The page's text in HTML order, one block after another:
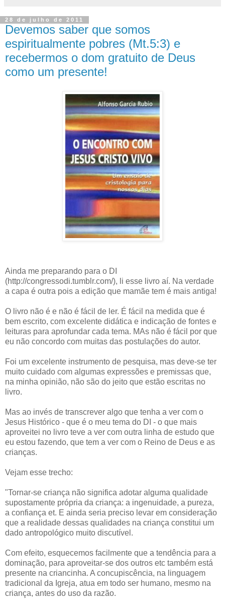
28 de julho de 2011
Devemos saber que somos
espiritualmente pobres (Mt.5:3) e
recebermos o dom gratuito de Deus
como um presente!
Ainda me preparando para o DI
(http://congressodi.tumblr.com/), li esse livro aí. Na verdade
a capa é outra pois a edição que mamãe tem é mais antiga!
O livro não é e não é fácil de ler. É fácil na medida que é
bem escrito, com excelente didática e indicação de fontes e
leituras para aprofundar cada tema. MAs não é fácil por que
eu não concordo com muitas das postulações do autor.
Foi um excelente instrumento de pesquisa, mas deve-se ter
muito cuidado com algumas expressões e premissas que,
na minha opinião, não são do jeito que estão escritas no
livro.
Mas ao invés de transcrever algo que tenha a ver com o
Jesus Histórico - que é o meu tema do DI - o que mais
aproveitei no livro teve a ver com outra linha de estudo que
eu estou fazendo, que tem a ver com o Reino de Deus e as
crianças.
Vejam esse trecho:
"Tornar-se criança não significa adotar alguma qualidade
supostamente própria da criança: a ingenuidade, a pureza,
a confiança et. E ainda seria preciso levar em consideração
que a realidade dessas qualidades na criança constitui um
dado antropológico muito discutível.
Com efeito, esquecemos facilmente que a tendência para a
dominação, para aproveitar-se dos outros etc também está
presente na criancinha. A concupiscência, na linguagem
tradicional da Igreja, atua em todo ser humano, mesmo na
criança, antes do uso da razão.